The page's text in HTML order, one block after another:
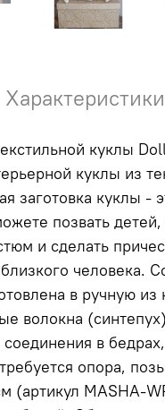
Характеристики
куклы
детей, чтобы
текстильной куклы
человека.
- Маша. Рост 24 см. Пропорции тела 1:3. В теле куклы 4
в бедрах, плечах. Руки
не фиксируются. Модель заготовки